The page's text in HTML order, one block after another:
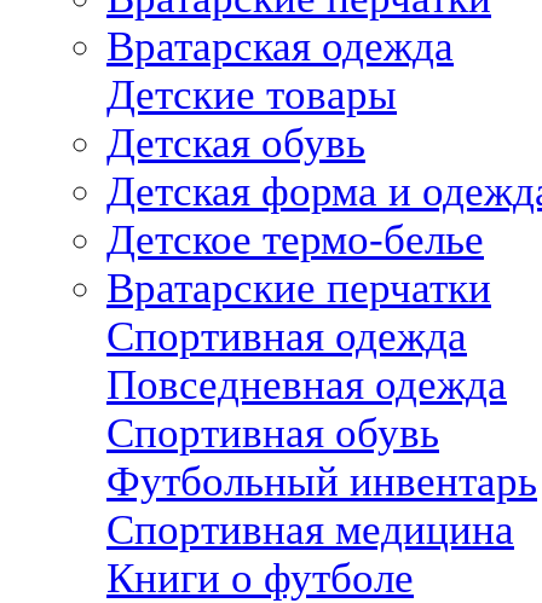
Вратарская одежда
Детские товары
Детская обувь
Детская форма и
Детское термо-белье
Вратарские перчатки
Спортивная одежда
Повседневная одежда
Спортивная обувь
Футбольный инвентарь
Спортивная медицина
Книги о футболе